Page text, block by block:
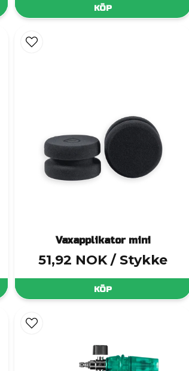
KÖP
Vaxapplikator mini
51,92 NOK / Stykke
KÖP